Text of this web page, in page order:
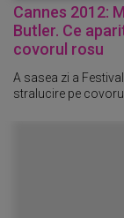
Cannes 2012:
Butler. Ce
covorul rosu
A sasea zi a
stralucire pe